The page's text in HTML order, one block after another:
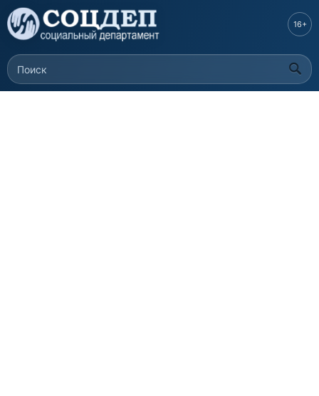
Перейти к
основному
содержанию
Форма поиска
Поиск
16+